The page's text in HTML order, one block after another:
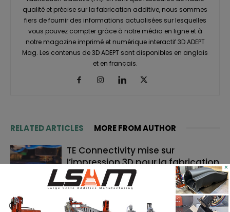
qualité et précise sur la fabrication additive, nous sommes
fiers de fournir des informations actualisées sur lesquelles
vous pouvez compter grâce à notre média en ligne et à
notre magazine imprimé et numérique interactif 3D ADEPT
Mag. Les contenus de 3D ADEPT sont disponibles en anglais
et en français.
RELATED ARTICLES MORE FROM AUTHOR
TE Connectivity mise sur
l’impression 3D pour la fabrication
de cathéters
Le bon moment en FA : quand les
×